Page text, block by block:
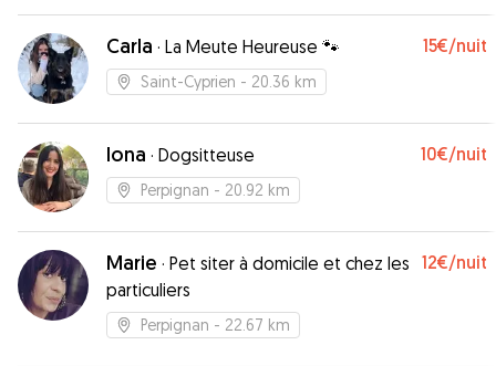
Carla · La Meute Heureuse 🐾 15€/nuit
Saint-Cyprien - 20.36 km
Iona · Dogsitteuse 10€/nuit
Perpignan - 20.92 km
Marie · Pet siter à domicile et chez les
particuliers
12€/nuit
Perpignan - 22.67 km